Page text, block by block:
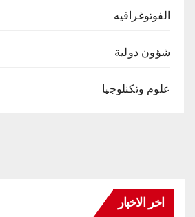
الفوتوغرافيه
شؤون دولية
علوم وتكنلوجيا
اخر الاخبار